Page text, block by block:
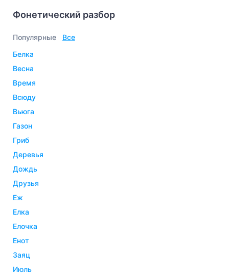
Фонетический разбор
Популярные
Все
белка
весна
время
всюду
вьюга
газон
гриб
деревья
дождь
друзья
еж
елка
елочка
енот
заяц
июль